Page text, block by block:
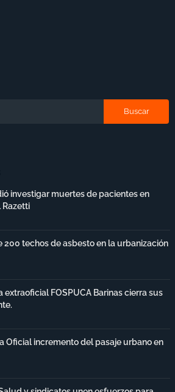
investigar muertes de pacientes en
Razetti
200 techos de asbesto en la urbanización
extraoficial FOSPUCA Barinas cierra sus
Oficial incremento del pasaje urbano en